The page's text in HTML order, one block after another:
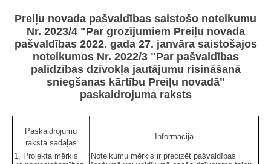
Preiļu novada pašvaldības saistošo noteikumu
Nr. 2023/4 "Par grozījumiem Preiļu novada
pašvaldības 2022. gada 27. janvāra saistošajos
noteikumos Nr. 2022/3 "Par pašvaldības
palīdzības dzīvokļa jautājumu risināšanā
sniegšanas kārtību Preiļu novadā"
paskaidrojuma raksts
Paskaidrojumu
raksta sadaļas
Informācija
1. Projekta mērķis
Noteikumu mērķis ir precizēt pašvaldības